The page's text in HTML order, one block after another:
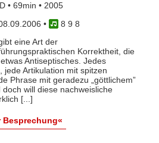
• 69min • 2005
•
8 9 8
eine Art der
Korrektheit, die
Antiseptisches. Jedes
jede Artikulation mit spitzen
Phrase mit geradezu „göttlichem”
will diese nachweisliche
[...]
Besprechung«